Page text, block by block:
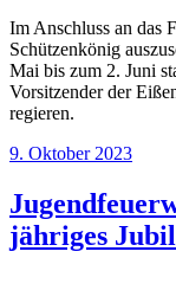
Im Anschluss an das
Schützenkönig
Mai bis zum 2. Juni
Vorsitzender der
regieren.
Veröffentlicht
9. Oktober 2023
jähriges